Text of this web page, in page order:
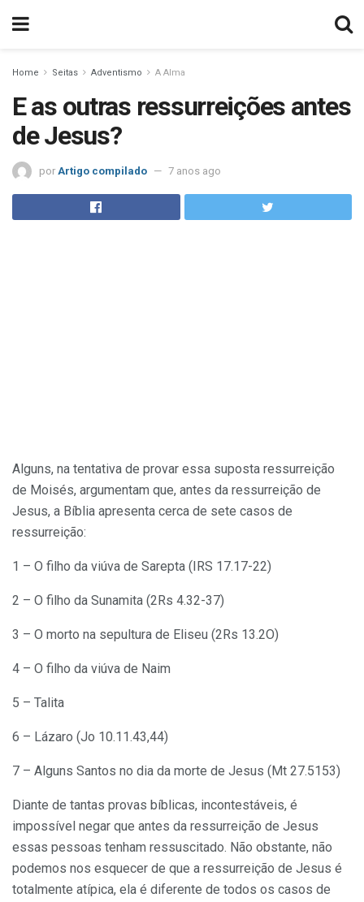
Home Seitas Adventismo A Alma
E as outras ressurreições antes
de Jesus?
por Artigo compilado 7 anos ago
Alguns, na tentativa de provar essa suposta ressurreição
de Moisés, argumentam que, antes da ressurreição de
Jesus, a Bíblia apresenta cerca de sete casos de
ressurreição:
1 – O filho da viúva de Sarepta (IRS 17.17-22)
2 – O filho da Sunamita (2Rs 4.32-37)
3 – O morto na sepultura de Eliseu (2Rs 13.2O)
4 – O filho da viúva de Naim
5 – Talita
6 – Lázaro (Jo 10.11.43,44)
7 – Alguns Santos no dia da morte de Jesus (Mt 27.5153)
Diante de tantas provas bíblicas, incontestáveis, é
impossível negar que antes da ressurreição de Jesus
essas pessoas tenham ressuscitado. Não obstante, não
podemos nos esquecer de que a ressurreição de Jesus é
totalmente atípica, ela é diferente de todos os casos de